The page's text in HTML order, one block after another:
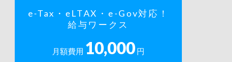
e-Tax・eLTAX・e-Gov対応！
給与ワークス
月額費用 10,000 円